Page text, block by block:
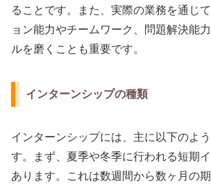
ることです。また、実際の業務を通じ
ョン能力やチームワーク、問題解決能
ルを磨くことも重要です。
インターンシップの種類
インターンシップには、主に以下のよ
す。まず、夏季や冬季に行われる短期
あります。これは数週間から数ヶ月の